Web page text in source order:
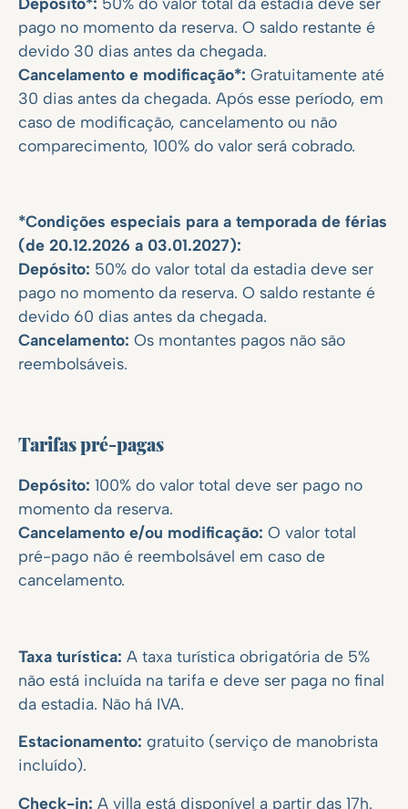
pago no momento da reserva. O saldo restante é
devido 30 dias antes da chegada.
Cancelamento e modificação*: Gratuitamente até
30 dias antes da chegada. Após esse período, em
caso de modificação, cancelamento ou não
comparecimento, 100% do valor será cobrado.
*Condições especiais para a temporada de férias
(de 20.12.2026 a 03.01.2027):
Depósito: 50% do valor total da estadia deve ser
pago no momento da reserva. O saldo restante é
devido 60 dias antes da chegada.
Cancelamento: Os montantes pagos não são
reembolsáveis.
Tarifas pré-pagas
Depósito: 100% do valor total deve ser pago no
momento da reserva.
Cancelamento e/ou modificação: O valor total
pré-pago não é reembolsável em caso de
cancelamento.
Taxa turística: A taxa turística obrigatória de 5%
não está incluída na tarifa e deve ser paga no final
da estadia. Não há IVA.
Estacionamento: gratuito (serviço de manobrista
incluído).
Check-in: A villa está disponível a partir das 17h.